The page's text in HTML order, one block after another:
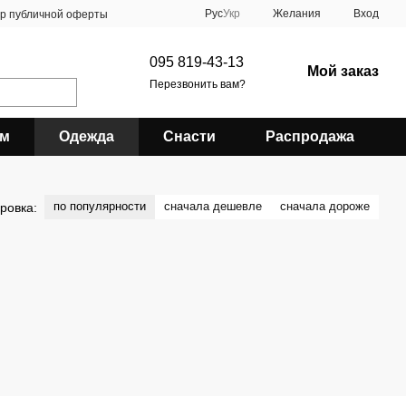
публичной оферты РусУкр Желания Вход
095 819-43-13
Перезвонить вам?
Мой заказ
Одежда Снасти Распродажа
по популярности сначала дешевле сначала дороже